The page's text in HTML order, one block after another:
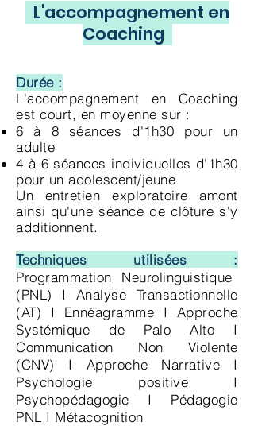
L'accompagnement en
Coaching
Durée :
L'accompagnement en Coaching
est court, en moyenne sur :
6 à 8 séances d'1h30 pour un
adulte
4 à 6 séances individuelles d'1h30
pour un adolescent/jeune
Un entretien exploratoire amont
ainsi qu'une séance de clôture s'y
additionnent.
Techniques utilisées :
Programmation Neurolinguistique
(PNL) I Analyse Transactionnelle
(AT) I Ennéagramme I Approche
Systémique de Palo Alto I
Communication Non Violente
(CNV) I Approche Narrative I
Psychologie positive I
Psychopédagogie I Pédagogie
PNL I Métacognition